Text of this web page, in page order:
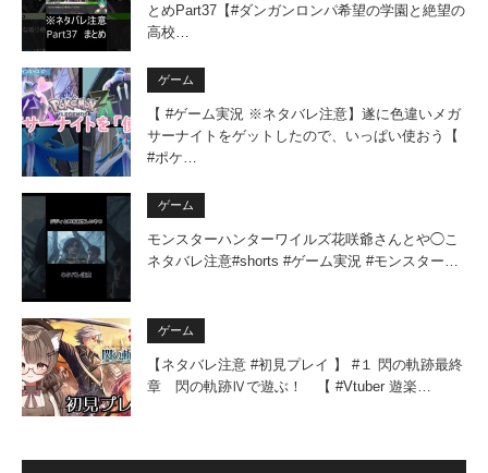
とめPart37【#ダンガンロンパ希望の学園と絶望の
高校…
ゲーム
【 #ゲーム実況 ※ネタバレ注意】遂に色違いメガ
サーナイトをゲットしたので、いっぱい使おう【
#ポケ…
ゲーム
モンスターハンターワイルズ花咲爺さんとや◯こ
ネタバレ注意#shorts #ゲーム実況 #モンスター…
ゲーム
【ネタバレ注意 #初見プレイ 】 #１ 閃の軌跡最終
章 閃の軌跡Ⅳで遊ぶ！ 【 #Vtuber 遊楽…